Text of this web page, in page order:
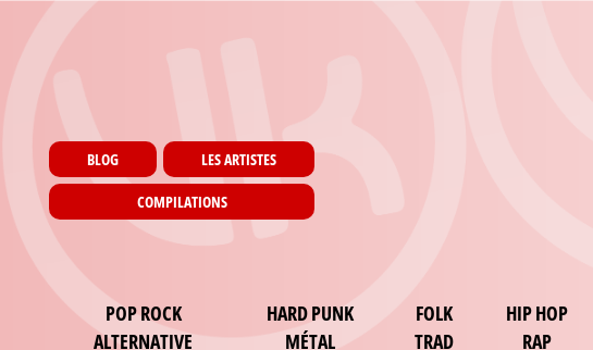
PagesBLOG LES ARTISTES
COMPILATIONS
POP ROCK
ALTERNATIVE
HARD PUNK
MÉTAL
FOLK
TRAD
HIP HOP
RAP